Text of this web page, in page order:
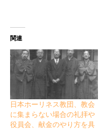
関連
日本ホーリネス教団、教会
に集まらない場合の礼拝や
役員会、献金のやり方を具